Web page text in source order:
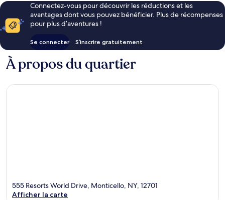
Connectez-vous pour découvrir les réductions et les
avantages dont vous pouvez bénéficier. Plus de récompenses
pour plus d’aventures !
Se connecter S’inscrire gratuitement
À propos du quartier
555 Resorts World Drive, Monticello, NY, 12701
Afficher la carte